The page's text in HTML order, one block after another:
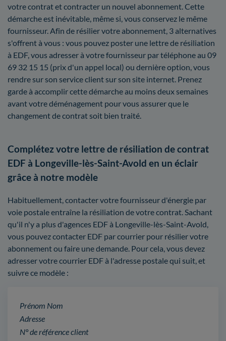
votre contrat et contracter un nouvel abonnement. Cette
démarche est inévitable, même si, vous conservez le même
fournisseur. Afin de résilier votre abonnement, 3 alternatives
s'offrent à vous : vous pouvez poster une lettre de résiliation
à EDF, vous adresser à votre fournisseur par téléphone au 09
69 32 15 15 (prix d'un appel local) ou dernière option, vous
rendre sur son service client sur son site internet. Prenez
garde à accomplir cette démarche au moins deux semaines
avant votre déménagement pour vous assurer que le
changement de contrat soit bien traité.
Complétez votre lettre de résiliation de contrat
EDF à Longeville-lès-Saint-Avold en un éclair
grâce à notre modèle
Habituellement, contacter votre fournisseur d'énergie par
voie postale entraîne la résiliation de votre contrat. Sachant
qu'il n'y a plus d'agences EDF à Longeville-lès-Saint-Avold,
vous pouvez contacter EDF par courrier pour résilier votre
abonnement ou faire une demande. Pour cela, vous devez
adresser votre courrier EDF à l'adresse postale qui suit, et
suivre ce modèle :
Prénom Nom
Adresse
N° de référence client